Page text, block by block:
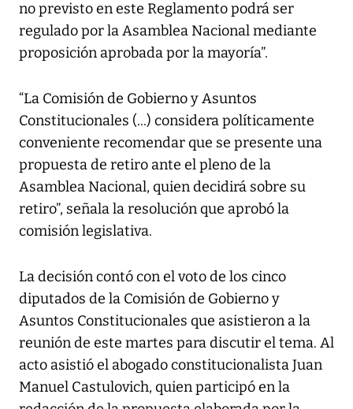
no previsto en este Reglamento podrá ser
regulado por la Asamblea Nacional mediante
proposición aprobada por la mayoría”.
“La Comisión de Gobierno y Asuntos
Constitucionales (...) considera políticamente
conveniente recomendar que se presente una
propuesta de retiro ante el pleno de la
Asamblea Nacional, quien decidirá sobre su
retiro”, señala la resolución que aprobó la
comisión legislativa.
La decisión contó con el voto de los cinco
diputados de la Comisión de Gobierno y
Asuntos Constitucionales que asistieron a la
reunión de este martes para discutir el tema. Al
acto asistió el abogado constitucionalista Juan
Manuel Castulovich, quien participó en la